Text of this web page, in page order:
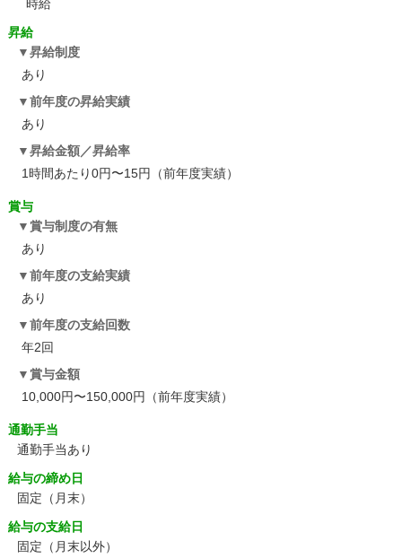
時給
昇給
昇給制度
あり
前年度の昇給実績
あり
昇給金額／昇給率
1時間あたり0円〜15円（前年度実績）
賞与
賞与制度の有無
あり
前年度の支給実績
あり
前年度の支給回数
年2回
賞与金額
10,000円〜150,000円（前年度実績）
通勤手当
通勤手当あり
給与の締め日
固定（月末）
給与の支給日
固定（月末以外）